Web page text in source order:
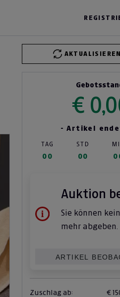
AKTUALISIEREN
€
- Artikel
TAG STD
00 00
Auktion
Sie können
mehr abgeben.
ARTIKEL
Zuschlag ab:
€